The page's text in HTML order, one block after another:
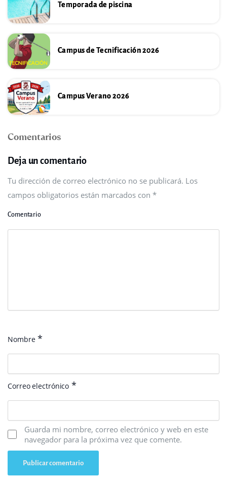
Temporada de piscina
Campus de Tecnificación 2026
Campus Verano 2026
Comentarios
Deja un comentario
Tu dirección de correo electrónico no se publicará. Los
campos obligatorios están marcados con *
Comentario
Nombre *
Correo electrónico *
Guarda mi nombre, correo electrónico y web en este
navegador para la próxima vez que comente.